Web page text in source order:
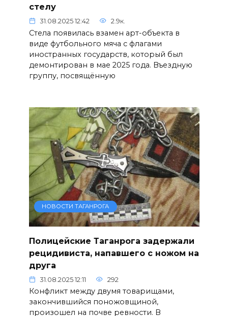
стелу
31.08.2025 12:42 2.9к.
Стела появилась взамен арт-объекта в
виде футбольного мяча с флагами
иностранных государств, который был
демонтирован в мае 2025 года. Въездную
группу, посвящённую
НОВОСТИ ТАГАНРОГА
Полицейские Таганрога задержали
рецидивиста, напавшего с ножом на
друга
31.08.2025 12:11 292
Конфликт между двумя товарищами,
закончившийся поножовщиной,
произошел на почве ревности. В